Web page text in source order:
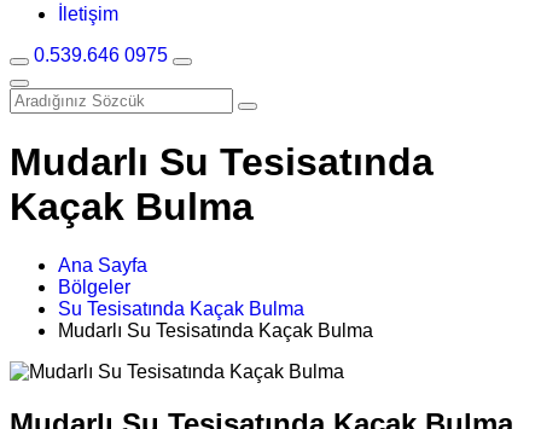
İletişim
0.539.646 0975
Mudarlı Su Tesisatında
Kaçak Bulma
Ana Sayfa
Bölgeler
Su Tesisatında Kaçak Bulma
Mudarlı Su Tesisatında Kaçak Bulma